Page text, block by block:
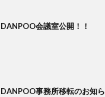
DANPOO会議室公開！！
DANPOO事務所移転のお知ら